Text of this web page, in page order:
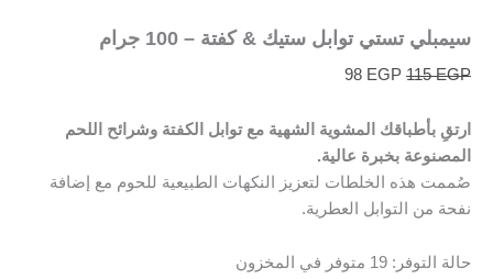
سيمبلي تستي توابل ستيك & كفتة – 100 جرام
115EGP
98 EGP
ارتقِ بأطباقك المشوية الشهية مع توابل الكفتة وشرائح اللحم
المصنوعة بخبرة عالية.
صُممت هذه الخلطات لتعزيز النكهات الطبيعية للحوم مع إضافة
نفحة من التوابل العطرية.
حالة التوفر: 19 متوفر في المخزون